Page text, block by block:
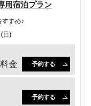
用宿泊プラン
すめ♪
日)
金 予約する
予約する